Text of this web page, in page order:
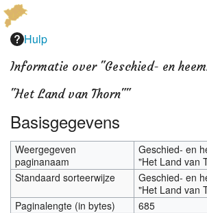
Menu
Locaties
Kaarten
Overig
Hulp
Informatie over "Geschied- en
"Het Land van Thorn""
Basisgegevens
Weergegeven
paginanaam
Geschied- en
"Het Land van
Standaard sorteerwijze
Geschied- en
"Het Land van
Paginalengte (in bytes)
685